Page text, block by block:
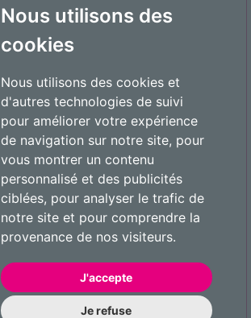
Nous utilisons des
cookies
Nous utilisons des cookies et
d'autres technologies de suivi
pour améliorer votre expérience
de navigation sur notre site, pour
vous montrer un contenu
personnalisé et des publicités
ciblées, pour analyser le trafic de
notre site et pour comprendre la
provenance de nos visiteurs.
J'accepte
Je refuse